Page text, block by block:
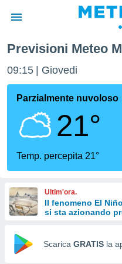
di
per
le
di
Web
Previsioni Meteo
09:15 Giovedi
Parzialmente nuvoloso
21°
Temp. percepita 21°
Ultim'ora.
Il fenomeno El
si sta azionando
Scarica GRATIS la